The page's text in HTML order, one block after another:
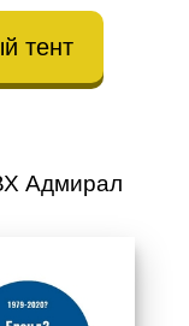
тент
Адмирал